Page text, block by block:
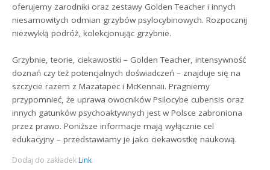
oferujemy zarodniki oraz zestawy Golden Teacher i innych
niesamowitych odmian grzybów psylocybinowych. Rozpocznij
niezwykłą podróż, kolekcjonując grzybnie.
Grzybnie, teorie, ciekawostki – Golden Teacher, intensywność
doznań czy też potencjalnych doświadczeń – znajduje się na
szczycie razem z Mazatapec i McKennaii. Pragniemy
przypomnieć, że uprawa owocników Psilocybe cubensis oraz
innych gatunków psychoaktywnych jest w Polsce zabroniona
przez prawo. Poniższe informacje mają wyłącznie cel
edukacyjny – przedstawiamy je jako ciekawostkę naukową.
Dodaj do zakładek Link.